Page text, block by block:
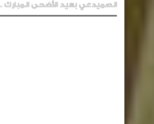
الصميدعي بعيد الأضحى المبارك .